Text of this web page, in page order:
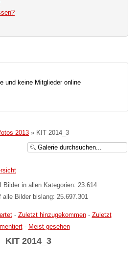
und keine Mitglieder online
2013 » KIT 2014_3
Bilder in allen Kategorien: 23.614
alle Bilder bislang: 25.697.301
- Zuletzt hinzugekommen- Zuletzt
- Meist gesehen
KIT 2014_3